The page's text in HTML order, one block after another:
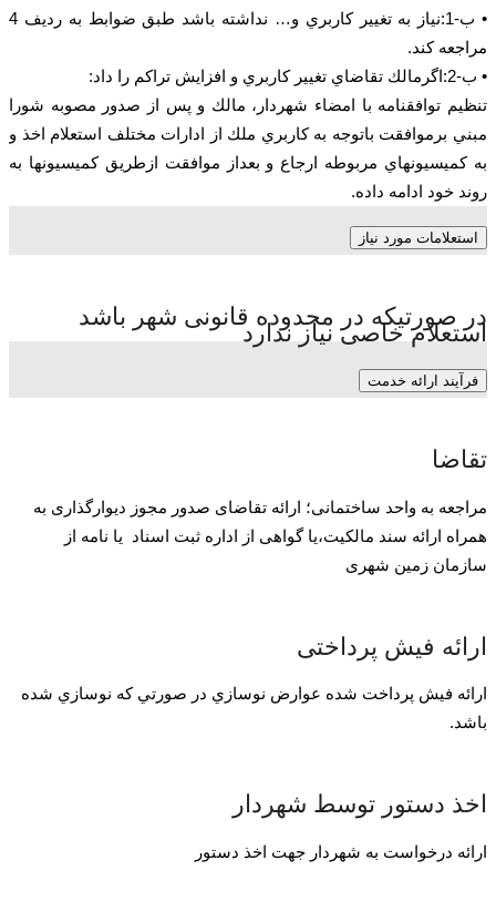
• ب-1:نياز به تغيير كاربري و… نداشته باشد طبق ضوابط به رديف 4
مراجعه كند.
• ب-2:اگرمالك تقاضاي تغيير كاربري و افزايش تراكم را داد:
تنظيم توافقنامه با امضاء شهردار، مالك و پس از صدور مصوبه شورا
مبني برموافقت باتوجه به كاربري ملك از ادارات مختلف استعلام اخذ و
به كميسيونهاي مربوطه ارجاع و بعداز موافقت ازطريق كميسيونها به
روند خود ادامه داده.
استعلامات مورد نیاز
در صورتیکه در محدوده قانونی شهر باشد
استعلام خاصی نیاز ندارد
فرآیند ارائه خدمت
تقاضا
مراجعه به واحد ساختمانی؛ ارائه تقاضای صدور مجوز دیوارگذاری به
همراه ارائه سند مالکیت،یا گواهی از اداره ثبت اسناد یا نامه از
سازمان زمین شهری
ارائه فیش پرداختی
ارائه فيش پرداخت شده عوارض نوسازي در صورتي كه نوسازي شده
باشد.
اخذ دستور توسط شهردار
ارائه درخواست به شهردار جهت اخذ دستور